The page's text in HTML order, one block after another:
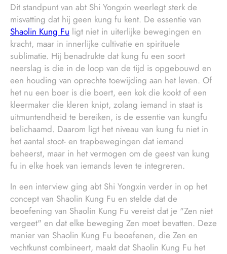
Dit standpunt van abt Shi Yongxin weerlegt sterk de
misvatting dat hij geen kung fu kent. De essentie van
Shaolin Kung Fu ligt niet in uiterlijke bewegingen en
kracht, maar in innerlijke cultivatie en spirituele
sublimatie. Hij benadrukte dat kung fu een soort
neerslag is die in de loop van de tijd is opgebouwd en
een houding van oprechte toewijding aan het leven. Of
het nu een boer is die boert, een kok die kookt of een
kleermaker die kleren knipt, zolang iemand in staat is
uitmuntendheid te bereiken, is de essentie van kungfu
belichaamd. Daarom ligt het niveau van kung fu niet in
het aantal stoot- en trapbewegingen dat iemand
beheerst, maar in het vermogen om de geest van kung
fu in elke hoek van iemands leven te integreren.
In een interview ging abt Shi Yongxin verder in op het
concept van Shaolin Kung Fu en stelde dat de
beoefening van Shaolin Kung Fu vereist dat je "Zen niet
vergeet" en dat elke beweging Zen moet bevatten. Deze
manier van Shaolin Kung Fu beoefenen, die Zen en
vechtkunst combineert, maakt dat Shaolin Kung Fu het